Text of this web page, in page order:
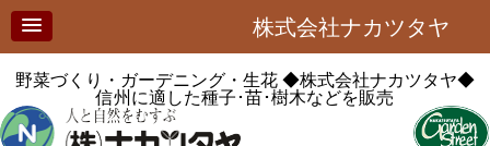
株式会社ナカツタヤ
野菜づくり・ガーデニング・生花◆株式会社ナカツタヤ◆
信州に適した種子･苗･樹木などを販売